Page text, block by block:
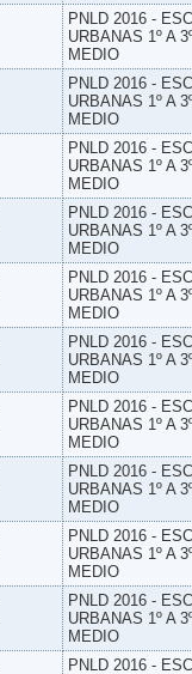
PNLD 2016 -
URBANAS 1º A
MEDIO
PNLD 2016 -
URBANAS 1º A
MEDIO
PNLD 2016 -
URBANAS 1º A
MEDIO
PNLD 2016 -
URBANAS 1º A
MEDIO
PNLD 2016 -
URBANAS 1º A
MEDIO
PNLD 2016 -
URBANAS 1º A
MEDIO
PNLD 2016 -
URBANAS 1º A
MEDIO
PNLD 2016 -
URBANAS 1º A
MEDIO
PNLD 2016 -
URBANAS 1º A
MEDIO
PNLD 2016 -
URBANAS 1º A
MEDIO
PNLD 2016 -